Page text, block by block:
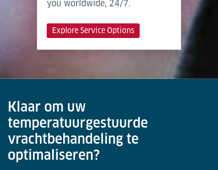
you worldwide, 24/7.
Explore Service Options
Klaar om uw
temperatuurgestuurde
vrachtbehandeling te
optimaliseren?